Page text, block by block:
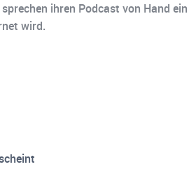
ihren Podcast von Hand
wird.